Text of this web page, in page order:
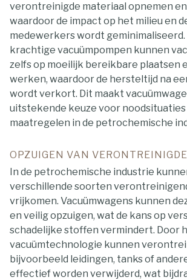
verontreinigde materiaal opnemen
waardoor de impact op het milieu en
medewerkers wordt geminimaliseerd.
krachtige vacuümpompen kunnen
zelfs op moeilijk bereikbare plaatsen
werken, waardoor de hersteltijd na
wordt verkort. Dit maakt
uitstekende keuze voor
maatregelen in de petrochemische
OPZUIGEN VAN
In de petrochemische industrie
verschillende soorten
vrijkomen. Vacuümwagens kunnen
en veilig opzuigen, wat de kans op
schadelijke stoffen vermindert. Door
vacuümtechnologie kunnen
bijvoorbeeld leidingen, tanks of
effectief worden verwijderd, wat